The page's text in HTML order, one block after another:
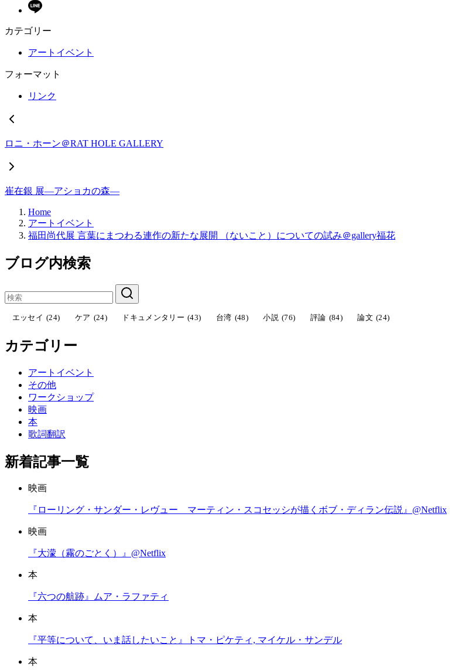
カテゴリー
アートイベント
フォーマット
リンク
ロニ・ホーン＠RAT HOLE GALLERY
崔在銀 展―アショカの森―
Home
アートイベント
福田尚代展 言葉にまつわる連作の新たな展開 （ないこと）についての試み＠gallery福花
ブログ内検索
エッセイ (24) ケア (24) ドキュメンタリー (43) 台湾 (48) 小説 (76) 評論 (84) 論文 (24)
カテゴリー
アートイベント
その他
ワークショップ
映画
本
歌詞翻訳
新着記事一覧
映画
『ローリング・サンダー・レヴュー マーティン・スコセッシが描くボブ・ディラン伝説』@Netflix
映画
『大濛（霧のごとく）』@Netflix
本
『六つの航跡』ムア・ラファティ
本
『平等について、いま話したいこと』トマ・ピケティ, マイケル・サンデル
本